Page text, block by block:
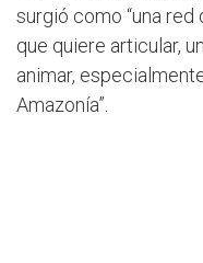
surgió como “una red
que quiere articular,
animar,
Amazonía”.